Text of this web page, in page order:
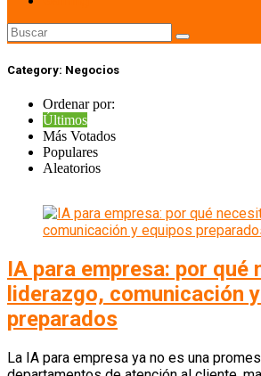
Category: Negocios
Ordenar por:
Últimos
Más Votados
Populares
Aleatorios
IA para empresa: por qué
liderazgo, comunicación
preparados
La IA para empresa ya no es una